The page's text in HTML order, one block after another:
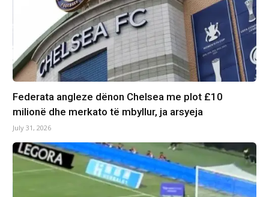
Federata angleze dënon Chelsea me plot £10
milionë dhe merkato të mbyllur, ja arsyeja
July 31, 2026